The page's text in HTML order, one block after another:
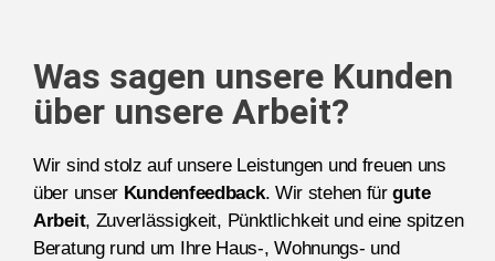
Was sagen unsere Kunden
über unsere Arbeit?
Wir sind stolz auf unsere Leistungen und freuen uns
über unser Kundenfeedback. Wir stehen fürgute
Arbeit, Zuverlässigkeit, Pünktlichkeit und eine spitzen
Beratung rund um Ihre Haus-, Wohnungs- und